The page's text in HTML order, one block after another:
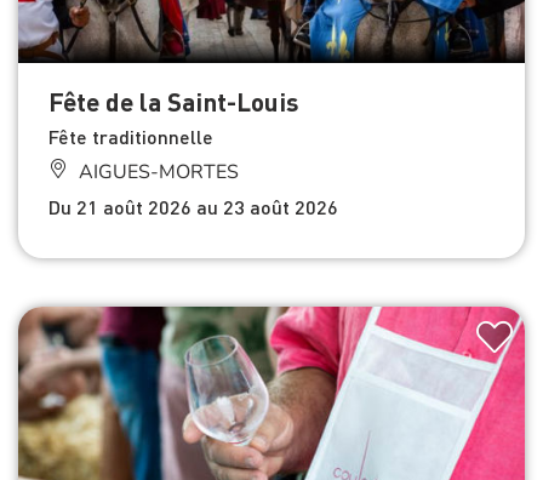
Fête de la Saint-Louis
Fête traditionnelle
AIGUES-MORTES
Du 21 août 2026 au 23 août 2026